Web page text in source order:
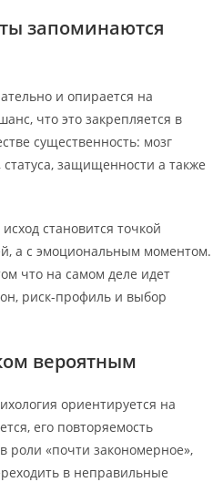
запоминаются
и опирается на
что это закрепляется в
существенность: мозг
защищенности а также
становится точкой
а с эмоциональным моментом.
что на самом деле идет
риск-профиль и выбор
вероятным
ориентируется на
его повторяемость
роли «почти закономерное»,
в неправильные